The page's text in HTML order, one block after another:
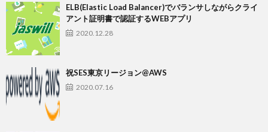
ELB(Elastic Load Balancer)でバランサしながらクライ
アント証明書で認証するWEBアプリ
2020.12.28
祝SES東京リージョン@AWS
2020.07.16